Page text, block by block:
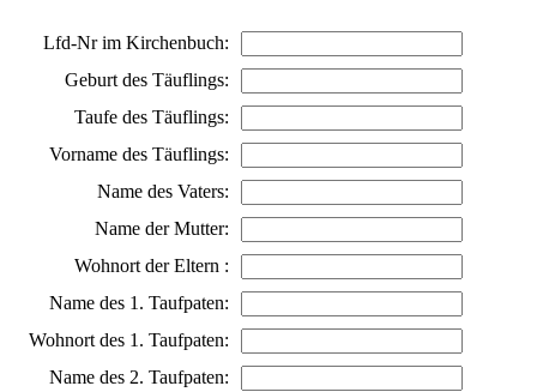
Lfd-Nr im Kirchenbuch:
Geburt des Täuflings:
Taufe des Täuflings:
Vorname des Täuflings:
Name des Vaters:
Name der Mutter:
Wohnort der Eltern :
Name des 1. Taufpaten:
Wohnort des 1. Taufpaten:
Name des 2. Taufpaten: